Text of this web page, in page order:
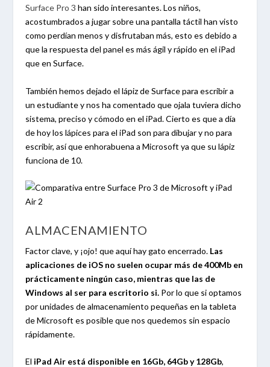
Surface Pro 3 han sido interesantes. Los niños,
acostumbrados a jugar sobre una pantalla táctil han visto
como perdían menos y disfrutaban más, esto es debido a
que la respuesta del panel es más ágil y rápido en el iPad
que en Surface.
También hemos dejado el lápiz de Surface para escribir a
un estudiante y nos ha comentado que ojala tuviera dicho
sistema, preciso y cómodo en el iPad. Cierto es que a día
de hoy los lápices para el iPad son para dibujar y no para
escribir, así que enhorabuena a Microsoft ya que su lápiz
funciona de 10.
ALMACENAMIENTO
Factor clave, y ¡ojo! que aquí hay gato encerrado. Las
aplicaciones de iOS no suelen ocupar más de 400Mb en
prácticamente ningún caso, mientras que las de
Windows al ser para escritorio si. Por lo que si optamos
por unidades de almacenamiento pequeñas en la tableta
de Microsoft es posible que nos quedemos sin espacio
rápidamente.
El iPad Air está disponible en 16Gb, 64Gb y 128Gb,